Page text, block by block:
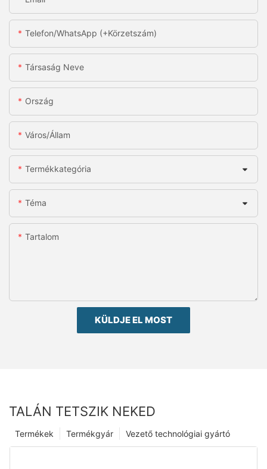
Telefon/WhatsApp (+körzetszám)
Társaság Neve
Ország
Város/állam
Termékkategória
Téma
Tartalom
KÜLDJE EL MOST
TALÁN TETSZIK NEKED
Vezető technológiai gyártó
Termékgyár
Termékek